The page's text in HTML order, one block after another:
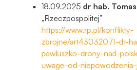
18.09.2025 dr hab.
„Rzeczpospolitej”
https://www.rp.pl/konflikty-
zbrojne/art43032071-dr-
pawluszko-drony-nad-
uwage-od-